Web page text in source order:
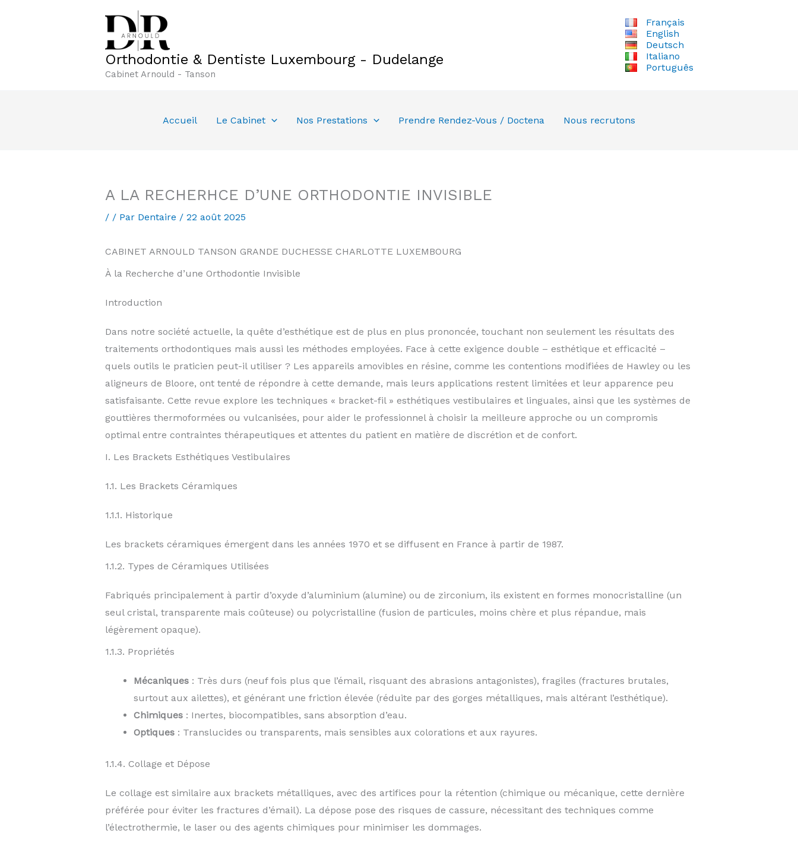
Orthodontie & Dentiste Luxembourg - Dudelange
Cabinet Arnould - Tanson
Français
English
Deutsch
Italiano
Português
Accueil Le Cabinet Nos Prestations Prendre Rendez-Vous / Doctena Nous recrutons
A LA RECHERHCE D’UNE ORTHODONTIE INVISIBLE
/ / Par Dentaire / 22 août 2025
CABINET ARNOULD TANSON GRANDE DUCHESSE CHARLOTTE LUXEMBOURG
À la Recherche d’une Orthodontie Invisible
Introduction
Dans notre société actuelle, la quête d’esthétique est de plus en plus prononcée, touchant non seulement les résultats des
traitements orthodontiques mais aussi les méthodes employées. Face à cette exigence double – esthétique et efficacité –
quels outils le praticien peut-il utiliser ? Les appareils amovibles en résine, comme les contentions modifiées de Hawley ou les
aligneurs de Bloore, ont tenté de répondre à cette demande, mais leurs applications restent limitées et leur apparence peu
satisfaisante. Cette revue explore les techniques « bracket-fil » esthétiques vestibulaires et linguales, ainsi que les systèmes de
gouttières thermoformées ou vulcanisées, pour aider le professionnel à choisir la meilleure approche ou un compromis
optimal entre contraintes thérapeutiques et attentes du patient en matière de discrétion et de confort.
I. Les Brackets Esthétiques Vestibulaires
1.1. Les Brackets Céramiques
1.1.1. Historique
Les brackets céramiques émergent dans les années 1970 et se diffusent en France à partir de 1987.
1.1.2. Types de Céramiques Utilisées
Fabriqués principalement à partir d’oxyde d’aluminium (alumine) ou de zirconium, ils existent en formes monocristalline (un
seul cristal, transparente mais coûteuse) ou polycristalline (fusion de particules, moins chère et plus répandue, mais
légèrement opaque).
1.1.3. Propriétés
Mécaniques: Très durs (neuf fois plus que l’émail, risquant des abrasions antagonistes), fragiles (fractures brutales,
surtout aux ailettes), et générant une friction élevée (réduite par des gorges métalliques, mais altérant l’esthétique).
Chimiques: Inertes, biocompatibles, sans absorption d’eau.
Optiques: Translucides ou transparents, mais sensibles aux colorations et aux rayures.
1.1.4. Collage et Dépose
Le collage est similaire aux brackets métalliques, avec des artifices pour la rétention (chimique ou mécanique, cette dernière
préférée pour éviter les fractures d’émail). La dépose pose des risques de cassure, nécessitant des techniques comme
l’électrothermie, le laser ou des agents chimiques pour minimiser les dommages.